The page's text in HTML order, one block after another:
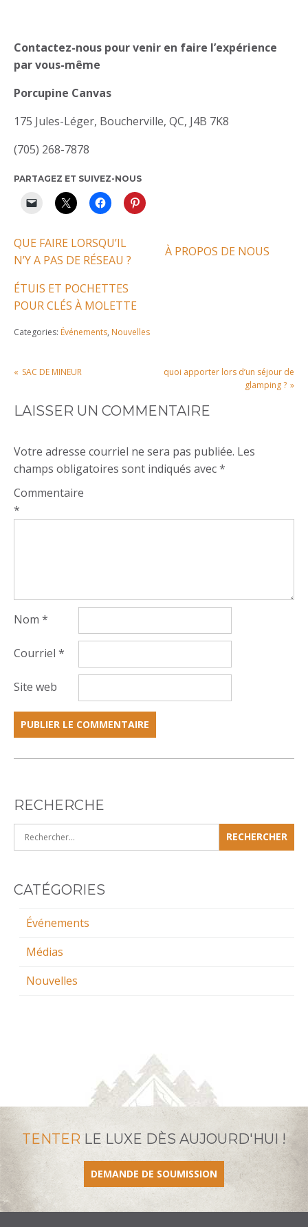
Contactez-nous pour venir en faire l’expérience
par vous-même
Porcupine Canvas
175 Jules-Léger, Boucherville, QC, J4B 7K8
(705) 268-7878
PARTAGEZ ET SUIVEZ-NOUS
QUE FAIRE LORSQU’IL
N’Y A PAS DE RÉSEAU ?
À PROPOS DE NOUS
ÉTUIS ET POCHETTES
POUR CLÉS À MOLETTE
Categories: Événements, Nouvelles
POST
SAC DE MINEUR
quoi apporter lors d’un séjour de
glamping ?
LAISSER UN COMMENTAIRE
Votre adresse courriel ne sera pas publiée. Les
champs obligatoires sont indiqués avec *
Commentaire
*
Nom *
Courriel *
Site web
RECHERCHE
Rechercher :
CATÉGORIES
Événements
Médias
Nouvelles
TENTER LE LUXE DÈS AUJOURD'HUI !
DEMANDE DE SOUMISSION